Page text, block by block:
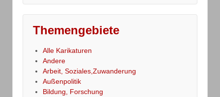
Themengebiete
Alle Karikaturen
Andere
Arbeit, Soziales,Zuwanderung
Außenpolitik
Bildung, Forschung